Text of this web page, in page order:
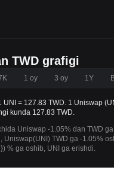
TWD grafigi
1 oy 3 oy 1Y
UNI = 127.83 TWD. 1 Uniswap
kunda 127.83 TWD.
Uniswap -1.05% dan TWD
Uniswap(UNI) TWD ga -1.05%
% ga oshib, UNI ga erishdi.